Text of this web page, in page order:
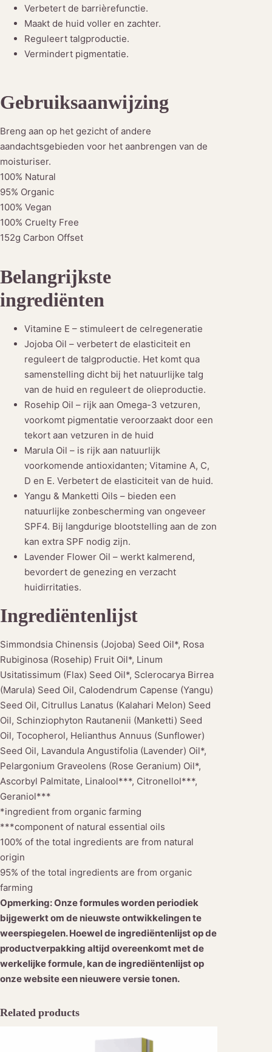
Verbetert de barrièrefunctie.
Maakt de huid voller en zachter.
Reguleert talgproductie.
Vermindert pigmentatie.
Gebruiksaanwijzing
Breng aan op het gezicht of andere
aandachtsgebieden voor het aanbrengen van de
moisturiser.
100% Natural
95% Organic
100% Vegan
100% Cruelty Free
152g Carbon Offset
Belangrijkste
ingrediënten
Vitamine E – stimuleert de celregeneratie
Jojoba Oil – verbetert de elasticiteit en
reguleert de talgproductie. Het komt qua
samenstelling dicht bij het natuurlijke talg
van de huid en reguleert de olieproductie.
Rosehip Oil – rijk aan Omega-3 vetzuren,
voorkomt pigmentatie veroorzaakt door een
tekort aan vetzuren in de huid
Marula Oil – is rijk aan natuurlijk
voorkomende antioxidanten; Vitamine A, C,
D en E. Verbetert de elasticiteit van de huid.
Yangu & Manketti Oils – bieden een
natuurlijke zonbescherming van ongeveer
SPF4. Bij langdurige blootstelling aan de zon
kan extra SPF nodig zijn.
Lavender Flower Oil – werkt kalmerend,
bevordert de genezing en verzacht
huidirritaties.
Ingrediëntenlijst
Simmondsia Chinensis (Jojoba) Seed Oil*, Rosa
Rubiginosa (Rosehip) Fruit Oil*, Linum
Usitatissimum (Flax) Seed Oil*, Sclerocarya Birrea
(Marula) Seed Oil, Calodendrum Capense (Yangu)
Seed Oil, Citrullus Lanatus (Kalahari Melon) Seed
Oil, Schinziophyton Rautanenii (Manketti) Seed
Oil, Tocopherol, Helianthus Annuus (Sunflower)
Seed Oil, Lavandula Angustifolia (Lavender) Oil*,
Pelargonium Graveolens (Rose Geranium) Oil*,
Ascorbyl Palmitate, Linalool***, Citronellol***,
Geraniol***
*ingredient from organic farming
***component of natural essential oils
100% of the total ingredients are from natural
origin
95% of the total ingredients are from organic
farming
Opmerking: Onze formules worden periodiek
bijgewerkt om de nieuwste ontwikkelingen te
weerspiegelen. Hoewel de ingrediëntenlijst op de
productverpakking altijd overeenkomt met de
werkelijke formule, kan de ingrediëntenlijst op
onze website een nieuwere versie tonen.
Related products